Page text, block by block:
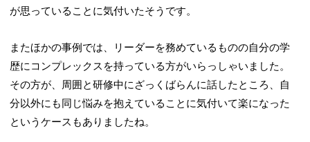
が思っていることに気付いたそうです。
またほかの事例では、リーダーを務めているものの自分の学
歴にコンプレックスを持っている方がいらっしゃいました。
その方が、周囲と研修中にざっくばらんに話したところ、自
分以外にも同じ悩みを抱えていることに気付いて楽になった
というケースもありましたね。